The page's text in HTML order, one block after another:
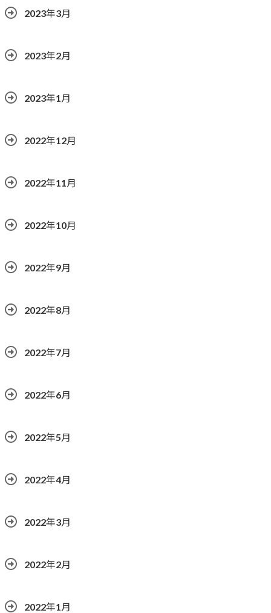
2023年3月
2023年2月
2023年1月
2022年12月
2022年11月
2022年10月
2022年9月
2022年8月
2022年7月
2022年6月
2022年5月
2022年4月
2022年3月
2022年2月
2022年1月